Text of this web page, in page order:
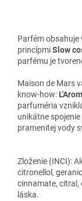
Parfém obsahuje
princípmiSlow
parfému je
Maison de Mars
know-how:
parfuméria
unikátne
pramenitej vody
Zloženie (INCI):
citronellol,
cinnamate, citral,
láska.